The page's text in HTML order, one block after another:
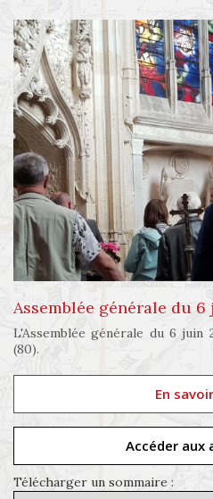
Assemblée générale du 6
L'Assemblée générale du 6
(80).
En
Accéder aux
Télécharger un sommaire :